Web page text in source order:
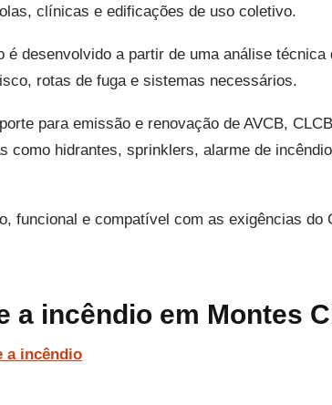
clínicas e edificações de uso coletivo.
é desenvolvido a partir de uma análise técnica
rotas de fuga e sistemas necessários.
para emissão e renovação de AVCB,
como hidrantes, sprinklers, alarme de
funcional e compatível com as exigências do
a incêndio em Montes
a incêndio